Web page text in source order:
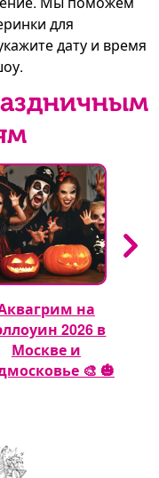
для
дату и время
на
2026 в
Москве и
🎨 🎃